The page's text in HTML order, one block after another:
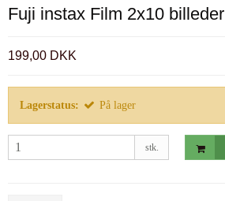
Fuji instax Film 2x10 billeder
199,00 DKK
Lagerstatus: På lager
stk.